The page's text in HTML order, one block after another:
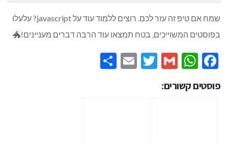
שמח אם טיפ זה עזר לכם. רוצים ללמוד עוד על javascript? עלעלו
בפוסטים המשוייכים, בטח תמצאו עוד הרבה דברים מעניינים!🐲
Facebook
WhatsApp
Gmail
Twitter
Email
פוסטים קשורים: